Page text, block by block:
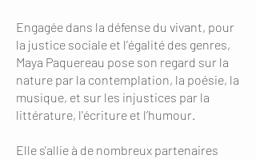
Engagée dans la défense du vivant, pour
la justice sociale et l’égalité des genres,
Maya Paquereau pose son regard sur la
nature par la contemplation, la poésie, la
musique, et sur les injustices par la
littérature, l'écriture et l’humour.
Elle s'allie à de nombreux partenaires